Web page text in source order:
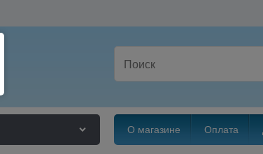
О магазине Оплата